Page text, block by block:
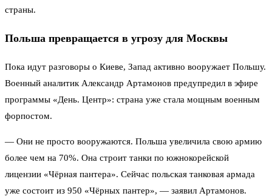
страны.
Польша превращается в угрозу для Москвы
Пока идут разговоры о Киеве, Запад активно вооружает Польшу.
Военный аналитик Александр Артамонов предупредил в эфире
программы «День. Центр»: страна уже стала мощным военным
форпостом.
— Они не просто вооружаются. Польша увеличила свою армию
более чем на 70%. Она строит танки по южнокорейской
лицензии «Чёрная пантера». Сейчас польская танковая армада
уже состоит из 950 «Чёрных пантер», — заявил Артамонов.